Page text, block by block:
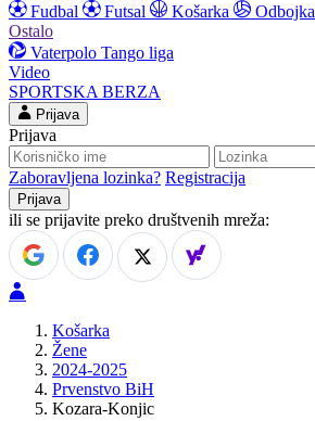
Fudbal
Futsal Košarka Odbojka
Ostalo
Vaterpolo Tango liga
Video
SPORTSKA BERZA
Prijava
Prijava
Zaboravljena lozinka? Registracija
ili se prijavite preko društvenih mreža:
Košarka
Žene
2024-2025
Prvenstvo BiH
Kozara-Konjic